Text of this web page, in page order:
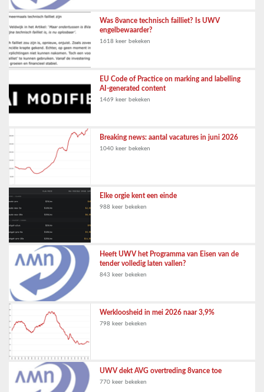
Was 8vance technisch failliet? Is UWV
engelbewaarder?
1618 keer bekeken
EU Code of Practice on marking and labelling
AI-generated content
1469 keer bekeken
Breaking news: aantal vacatures in juni 2026
1040 keer bekeken
Elke orgie kent een einde
988 keer bekeken
Heeft UWV het Programma van Eisen van de
tender volledig laten vallen?
843 keer bekeken
Werkloosheid in mei 2026 naar 3,9%
798 keer bekeken
UWV dekt AVG overtreding 8vance toe
770 keer bekeken